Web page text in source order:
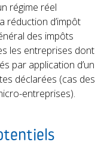
régime réel
réduction d’impôt
des impôts
les entreprises dont
par application d’un
déclarées (cas des
entreprises).